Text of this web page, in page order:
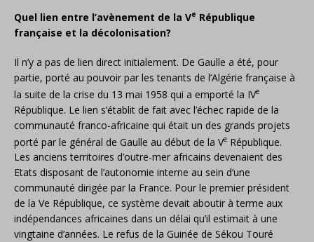
Quel lien entre l’avènement de la Ve République
française et la décolonisation?
Il n’y a pas de lien direct initialement. De Gaulle a été, pour
partie, porté au pouvoir par les tenants de l’Algérie française à
la suite de la crise du 13 mai 1958 qui a emporté la IVe
République. Le lien s’établit de fait avec l’échec rapide de la
communauté franco-africaine qui était un des grands projets
porté par le général de Gaulle au début de la Ve République.
Les anciens territoires d’outre-mer africains devenaient des
Etats disposant de l’autonomie interne au sein d’une
communauté dirigée par la France. Pour le premier président
de la Ve République, ce système devait aboutir à terme aux
indépendances africaines dans un délai qu’il estimait à une
vingtaine d’années. Le refus de la Guinée de Sékou Touré